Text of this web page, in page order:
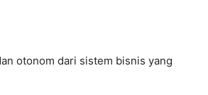
otonom dari sistem bisnis yang